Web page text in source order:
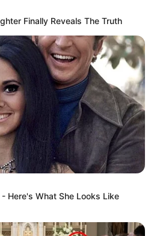
Finally Reveals The Truth
Here's What She Looks Like